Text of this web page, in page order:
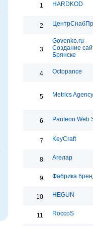
1 HARDKOD
2
3
Govenko.ru -
Создание
Брянске
4 Octopance
5 Metrics Agency
6 Panteon Web
7 KeyCraft
8 Агелар
9 Фабрика
10 HEGUN
11 RoccoS